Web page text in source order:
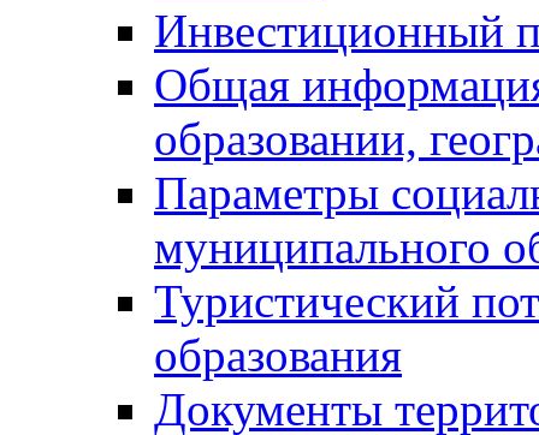
Инвестиционный
Общая
образовании,
Параметры
муниципального
Туристический
образования
Документы